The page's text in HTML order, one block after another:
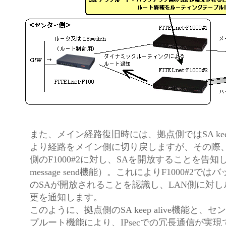
また、メイン経路復旧時には、拠点側ではSA
より経路をメイン側に切り戻しますが、その際
側のF1000#2に対し、SAを開放することを告知
message send機能）。これによりF1000#2では
のSAが開放されることを認識し、LAN側に対
更を通知します。
このように、拠点側のSA keep alive機能と、セ
プルート機能により、IPsecでの冗長通信が実現